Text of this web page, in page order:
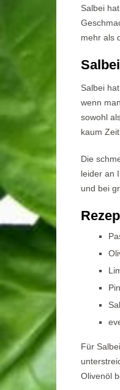
Salbei
mehr als
Salbei
wenn
sowohl
kaum
Die
leider an
und bei
Für
Olivenöl